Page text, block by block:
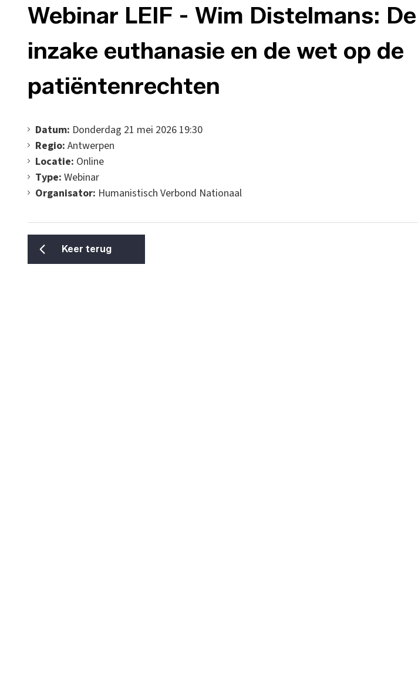
Webinar LEIF - Wim Distelmans:
inzake euthanasie en de wet op de
patiëntenrechten
Datum: Donderdag 21 mei 2026 19:30
Regio: Antwerpen
Locatie: Online
Type: Webinar
Organisator: Humanistisch Verbond Nationaal
Keer terug